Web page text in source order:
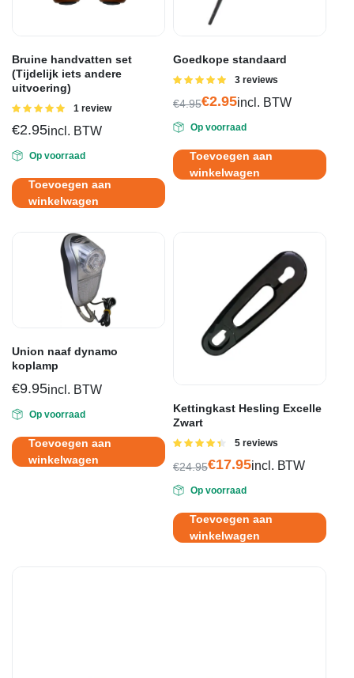
Bruine handvatten set
(Tijdelijk iets andere
uitvoering)
Gewaardeerd
1 review
€2.95incl. BTW
Op voorraad
Toevoegen aan
winkelwagen
Goedkope standaard
Gewaardeerd
3 reviews
€4.95
prijs
was:
€4.95.
€2.95
prijs
is:
€2.95.
incl. BTW
Op voorraad
Toevoegen aan
winkelwagen
Union naaf dynamo
koplamp
€9.95incl. BTW
Op voorraad
Toevoegen aan
winkelwagen
Kettingkast Hesling Excelle
Zwart
Gewaardeerd
5 reviews
€24.95
prijs
was:
€24.95.
€17.95
prijs
is:
€17.95.
incl. BTW
Op voorraad
Toevoegen aan
winkelwagen